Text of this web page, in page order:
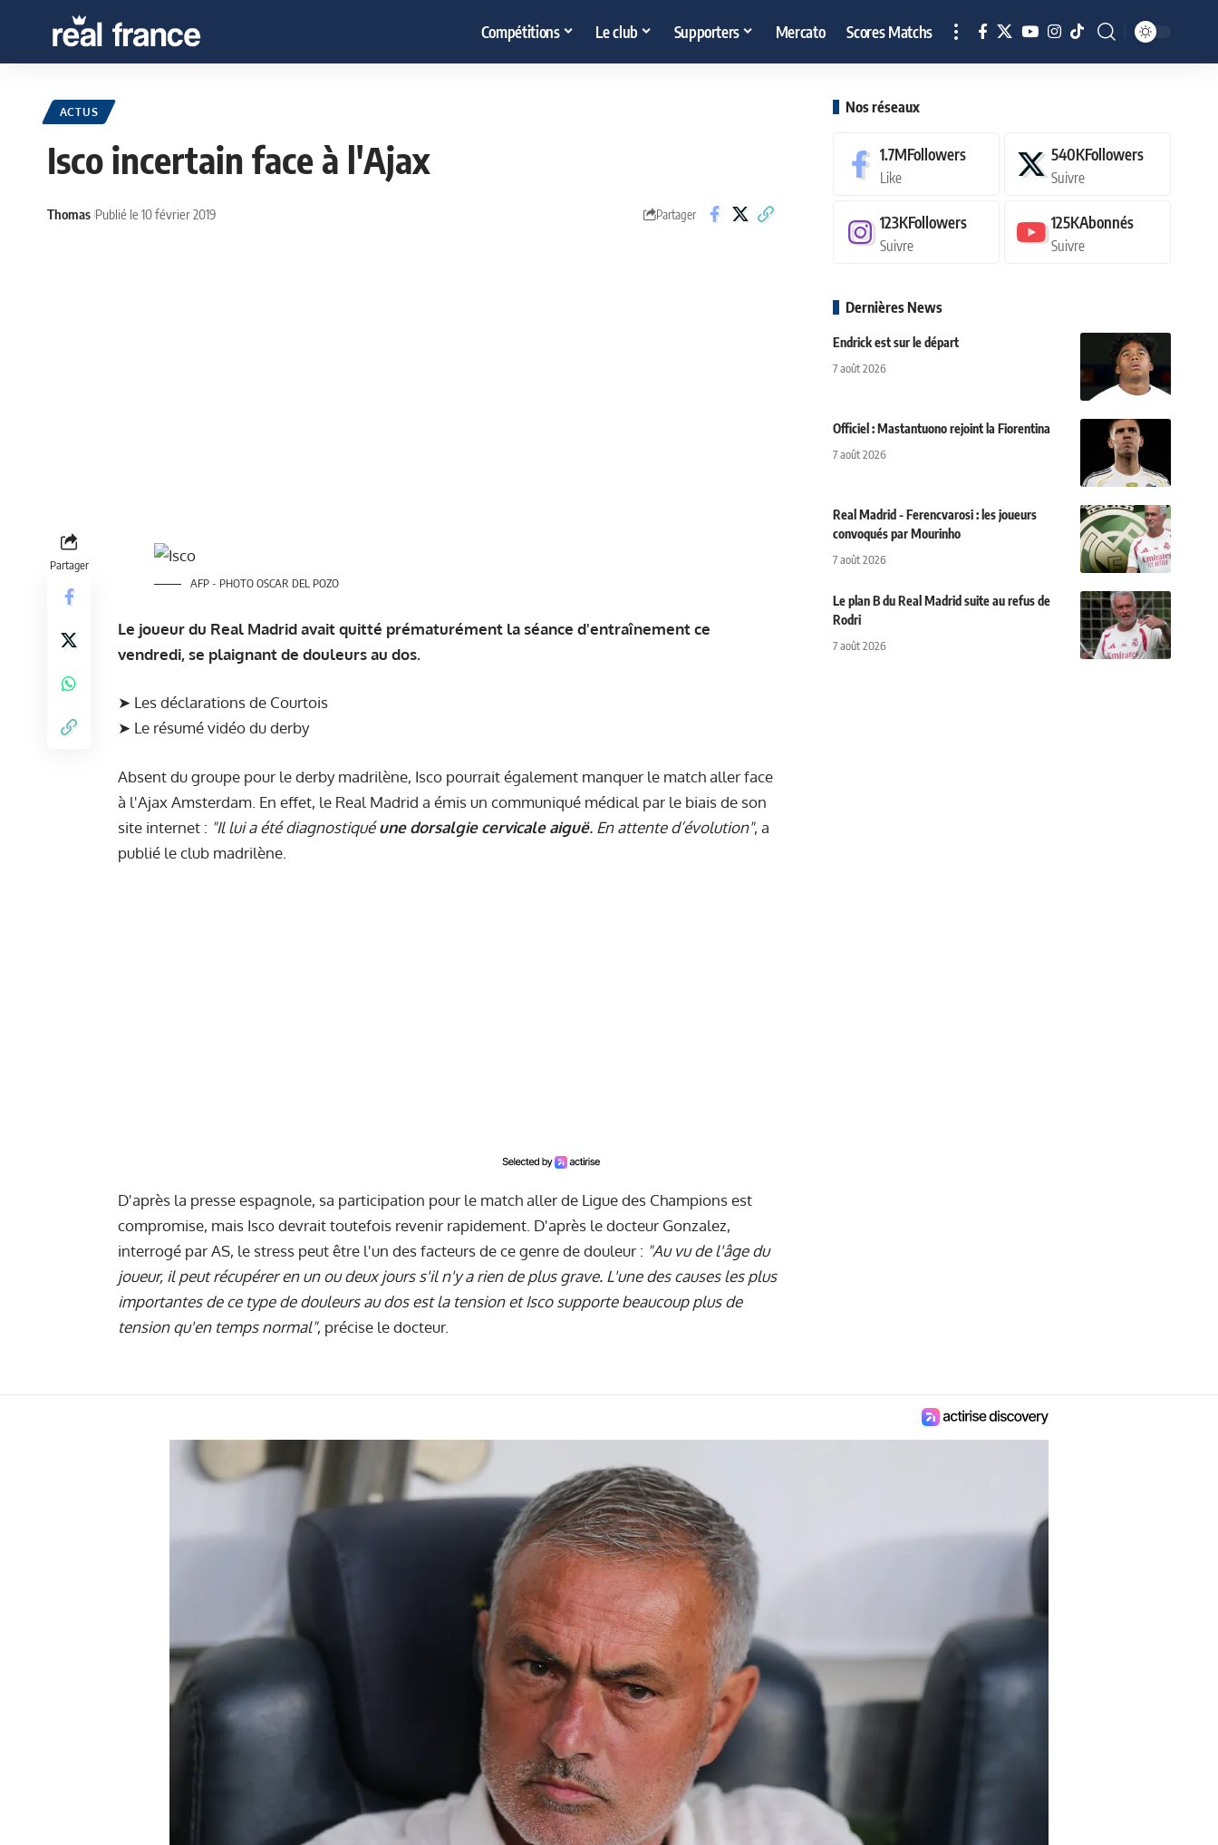
Compétitions Le club Supporters Mercato Scores Matchs
ACTUS
Isco incertain face à l'Ajax
Thomas Publié le 10 février 2019 Partager
Partager
AFP - PHOTO OSCAR DEL POZO
Le joueur du Real Madrid avait quitté prématurément la séance d'entraînement ce
vendredi, se plaignant de douleurs au dos.
➤ Les déclarations de Courtois
➤ Le résumé vidéo du derby
Absent du groupe pour le derby madrilène, Isco pourrait également manquer le match aller face
à l'Ajax Amsterdam. En effet, le Real Madrid a émis un communiqué médical par le biais de son
site internet : "Il lui a été diagnostiquéune dorsalgie cervicale aiguë. En attente d’évolution", a
publié le club madrilène.
D'après la presse espagnole, sa participation pour le match aller de Ligue des Champions est
compromise, mais Isco devrait toutefois revenir rapidement. D'après le docteur Gonzalez,
interrogé par AS, le stress peut être l'un des facteurs de ce genre de douleur : "Au vu de l'âge du
joueur, il peut récupérer en un ou deux jours s'il n'y a rien de plus grave. L'une des causes les plus
importantes de ce type de douleurs au dos est la tension et Isco supporte beaucoup plus de
tension qu'en temps normal", précise le docteur.
Nos réseaux
1.7MFollowers
Like
540KFollowers
Suivre
123KFollowers
Suivre
125KAbonnés
Suivre
Dernières News
Endrick est sur le départ
7 août 2026
Officiel : Mastantuono rejoint la Fiorentina
7 août 2026
Real Madrid - Ferencvarosi : les joueurs
convoqués par Mourinho
7 août 2026
Le plan B du Real Madrid suite au refus de
Rodri
7 août 2026